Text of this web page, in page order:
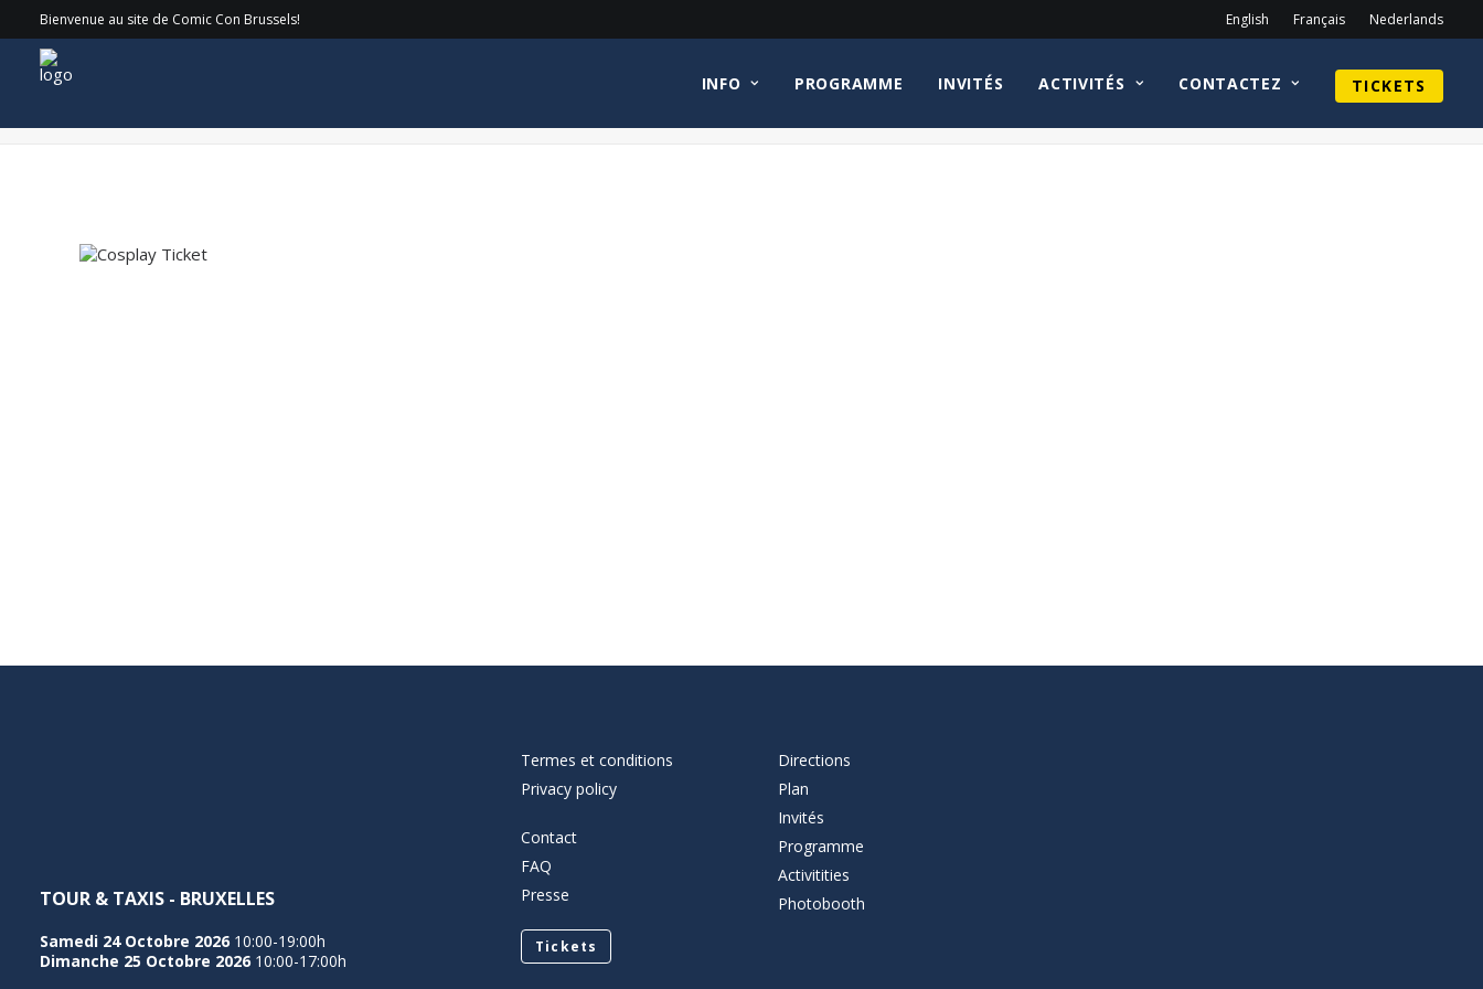
Bienvenue au site de Comic Con Brussels! English Français Nederlands
INFO PROGRAMME INVITÉS ACTIVITÉS CONTACTEZ TICKETS
Site_tickets_Cosplay – 80s Calippo (Yellow) copy Home tickets Site_tickets_Cosplay – 80s Calippo (Yellow) copy
TOUR & TAXIS - BRUXELLES
Samedi 24 Octobre 2026 10:00-19:00h
Dimanche 25 Octobre 2026 10:00-17:00h
Termes et conditions
Privacy policy
Contact
FAQ
Presse
Tickets
Directions
Plan
Invités
Programme
Activitities
Photobooth